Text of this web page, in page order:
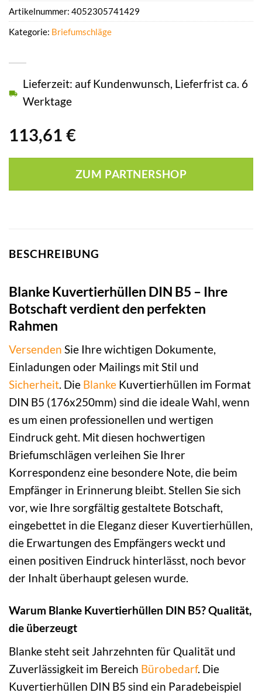
113,61 €
Lieferzeit: auf Kundenwunsch, Lieferfrist ca. 6
Werktage
ZUM PARTNERSHOP
Artikelnummer: 4052305741429
Kategorie: Briefumschläge
BESCHREIBUNG
Blanke Kuvertierhüllen DIN B5 – Ihre
Botschaft verdient den perfekten
Rahmen
Versenden Sie Ihre wichtigen Dokumente,
Einladungen oder Mailings mit Stil und
Sicherheit. Die Blanke Kuvertierhüllen im Format
DIN B5 (176x250mm) sind die ideale Wahl, wenn
es um einen professionellen und wertigen
Eindruck geht. Mit diesen hochwertigen
Briefumschlägen verleihen Sie Ihrer
Korrespondenz eine besondere Note, die beim
Empfänger in Erinnerung bleibt. Stellen Sie sich
vor, wie Ihre sorgfältig gestaltete Botschaft,
eingebettet in die Eleganz dieser Kuvertierhüllen,
die Erwartungen des Empfängers weckt und
einen positiven Eindruck hinterlässt, noch bevor
der Inhalt überhaupt gelesen wurde.
Warum Blanke Kuvertierhüllen DIN B5? Qualität,
die überzeugt
Blanke steht seit Jahrzehnten für Qualität und
Zuverlässigkeit im Bereich Bürobedarf. Die
Kuvertierhüllen DIN B5 sind ein Paradebeispiel